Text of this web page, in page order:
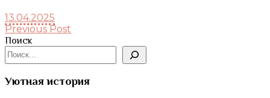
13.04.2025
Previous Post
Поиск
Уютная история